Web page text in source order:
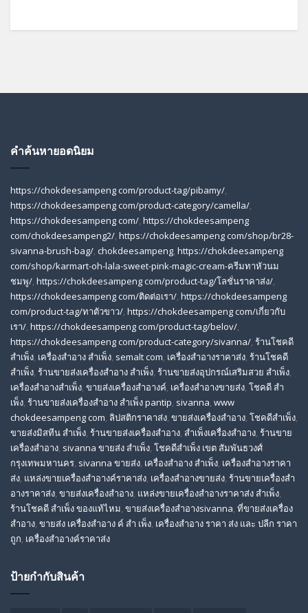
คำค้นหายอดนิยม
https://chokdeesampeng com/product-tag/pibamy/,
https://chokdeesampeng com/product-category/camella/,
https://chokdeesampeng com/, https://chokdeesampeng
com/chokdeesampeng2/, https://chokdeesampeng com/shop/br28-
sivanna-brush-bag/, chokdeesampeng, https://chokdeesampeng
com/shop/karmart-oh-lala-sweet-pink-magic-cream-ครีมทาหัวนม
ชมพู/, https://chokdeesampeng com/product-tag/โลชั่นราคาส่ง/,
https://chokdeesampeng com/ติดต่อเรา/, https://chokdeesampeng
com/product-tag/ทาตัวขาว/, https://chokdeesampeng com/เกี่ยวกับ
เรา/, https://chokdeesampeng com/product-tag/belov/,
https://chokdeesampeng com/product-category/sivanna/, ร้านโชคดี
สําเพ็ง, เครื่องสำอาง สำเพ็ง, semalt com, เครื่องสำอางราคาส่ง, ร้านโชคดี
สำเพ็ง, ร้านขายส่งเครื่องสําอาง สําเพ็ง, ร้านขายส่งอุปกรณ์เสริมสวย สําเพ็ง,
เครื่องสำอางสำเพ็ง, ขายส่งเครื่องสำอางค์, เครื่องสำอางขายส่ง, โชคดี สํา
เพ็ง, ร้านขายส่งเครื่องสําอาง สําเพ็ง pantip, sivanna, www
chokdeesampeng com, ลิปสติกราคาส่ง, ขายส่งเครื่องสำอาง, โชคดีสำเพ็ง,
ขายส่งมิสทีน สําเพ็ง, ร้านขายส่งเครื่องสำอาง, สําเพ็งเครื่องสําอาง, ร้านขาย
เครื่องสำอาง, sivanna ขายส่ง สําเพ็ง, โชคดีสำเพ็ง เขต สัมพันธวงศ์
กรุงเทพมหานคร, sivanna ขายส่ง, เครื่องสําอาง สําเพ็ง, เครื่องสําอางราคา
ส่ง, แหล่งขายเครื่องสําอางค์ราคาส่ง, เครื่องสําอางขายส่ง, ร้านขายเครื่องสํา
อางราคาส่ง, ขายส่งเครื่องสําอาง, แหล่งขายเครื่องสําอางราคาส่ง สําเพ็ง,
ร้านโชคดี สําเพ็ง ของแท้ไหม, ขายส่งเครื่องสําอางsivanna, ที่ขายส่งเครื่อง
สําอาง, ขายส่ง เครื่องสำอาง ค์ สำ เพ็ง, เครื่องสำอาง ราคา ส่ง และ ปลีก ราคา
ถูก, เครื่องสำอางค์ราคาส่ง
ป้ายกำกับสินค้า